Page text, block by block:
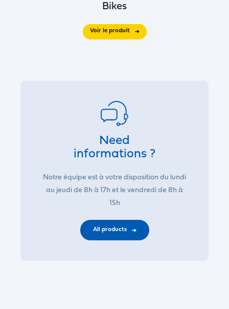
Bikes
Voir le produit
Need
informations ?
Notre équipe est à votre disposition du lundi
au jeudi de 8h à 17h et le vendredi de 8h à
15h
All products